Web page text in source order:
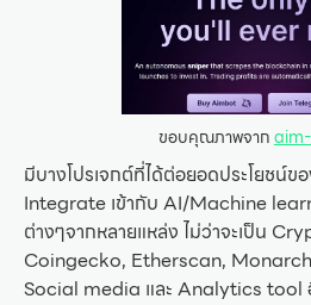
ขอบคุณภาพจาก
มีบางโปรเจกต์ที่ได้ต่อยอดประโยชน์ข
Integrate เข้ากับ AI/Machine
ต่างๆจากหลายแหล่ง ไม่ว่าจะเป็น
Coingecko, Etherscan,
Social media และ Analytics tool